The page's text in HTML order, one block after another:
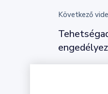
Következő